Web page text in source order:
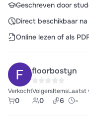
Geschreven door
Direct beschikbaar
Online lezen of als
floorbostyn
Verkocht
0
Volgers
0
Items
6
Laatst
-